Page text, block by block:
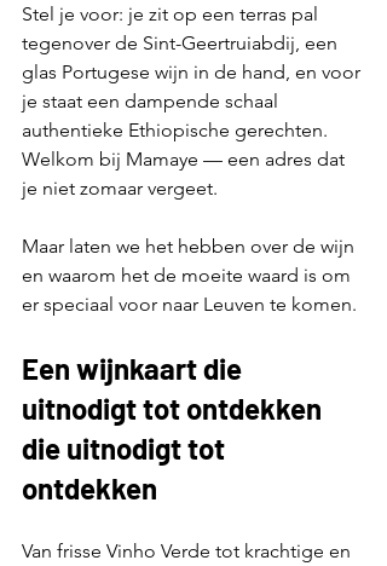
Stel je voor: je zit op een terras pal
tegenover de Sint-Geertruiabdij, een
glas Portugese wijn in de hand, en voor
je staat een dampende schaal
authentieke Ethiopische gerechten.
Welkom bij Mamaye — een adres dat
je niet zomaar vergeet.
Maar laten we het hebben over de wijn
en waarom het de moeite waard is om
er speciaal voor naar Leuven te komen.
Een wijnkaart die
uitnodigt tot ontdekken
die uitnodigt tot
ontdekken
Van frisse Vinho Verde tot krachtige en